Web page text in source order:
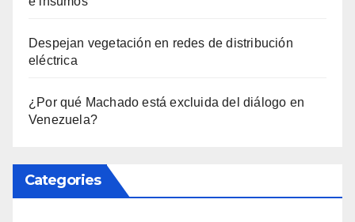
Despejan vegetación en redes de distribución
eléctrica
¿Por qué Machado está excluida del diálogo en
Venezuela?
Categories